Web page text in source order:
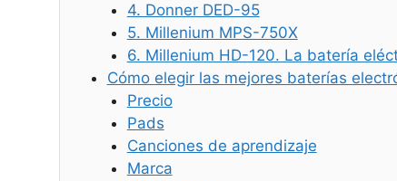
4. Donner DED-95
5. Millenium MPS-750X
6. Millenium HD-120. La batería
Cómo elegir las mejores baterías
Precio
Pads
Canciones de aprendizaje
Marca